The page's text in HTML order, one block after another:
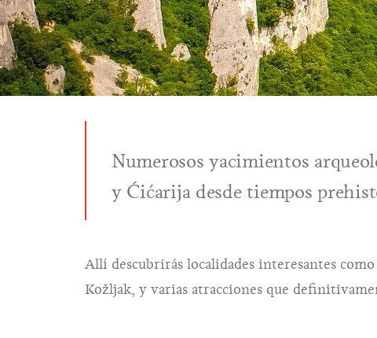
Numerosos yacimientos
y Ćićarija desde tiempos
Allí descubrirás localidades interesantes
Kožljak, y varias atracciones que